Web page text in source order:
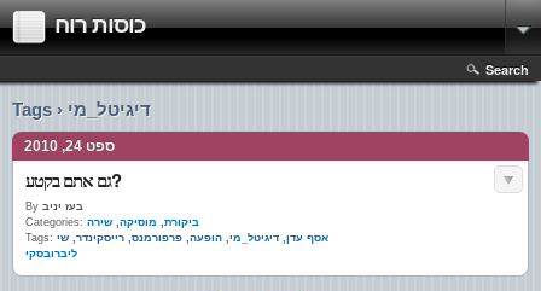
כוסות רוח
Search
Tags › דיגיטל_מי
ספט 24, 2010
גם אתם בקטע?
By בעז יניב
Categories:
ביקורת, מוסיקה, שירה
Tags:
אסף עדן, דיגיטל_מי, הופעה, פרפורמנס, רייסקינדר, שי
ליברובסקי